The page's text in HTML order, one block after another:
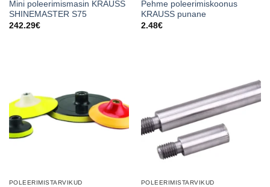
Mini poleerimismasin KRAUSS
SHINEMASTER S75
242.29€
Pehme poleerimiskoonus
KRAUSS punane
2.48€
POLEERIMISTARVIKUD POLEERIMISTARVIKUD